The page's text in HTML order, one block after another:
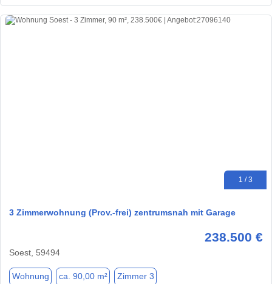
1 / 3
3 Zimmerwohnung (Prov.-frei) zentrumsnah mit Garage
238.500 €
Soest, 59494
Wohnung ca. 90,00 m² Zimmer 3